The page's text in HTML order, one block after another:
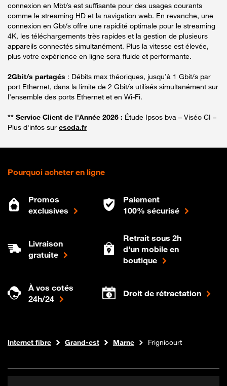
connexion en Mbt/s est suffisante pour des usages courants
comme le streaming HD et la navigation web. En revanche, une
connexion en Gbt/s offre une rapidité optimale pour le streaming
4K, les téléchargements très rapides et la gestion de plusieurs
appareils connectés simultanément. Plus la vitesse est élevée,
plus votre expérience en ligne sera fluide et performante.
2Gbit/s partagés : Débits max théoriques, jusqu’à 1 Gbit/s par
port Ethernet, dans la limite de 2 Gbit/s utilisés simultanément sur
l’ensemble des ports Ethernet et en Wi-Fi.
** Service Client de l'Année 2026 : Étude Ipsos bva – Viséo CI –
Plus d'infos sur escda.fr
Pourquoi acheter en ligne
Promos
exclusives
Paiement
100% sécurisé
Livraison
gratuite
Retrait sous 2h
d'un mobile en
boutique
À vos cotés
24h/24
Droit de rétractation
Boutique Orange
Internet fibre Grand-est Marne Frignicourt